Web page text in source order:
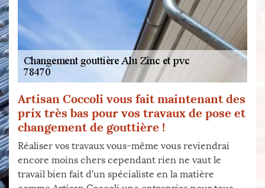
Artisan Coccoli vous fait maintenant des
prix très bas pour vos travaux de pose et
changement de gouttière !
Réaliser vos travaux vous-même vous reviendrai
encore moins chers cependant rien ne vaut le
travail bien fait d’un spécialiste en la matière